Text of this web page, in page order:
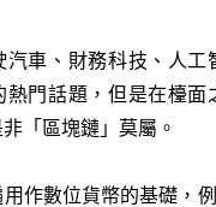
汽車、財務科技、人工
熱門話題，但是在檯面
「區塊鏈」莫屬。
作數位貨幣的基礎，